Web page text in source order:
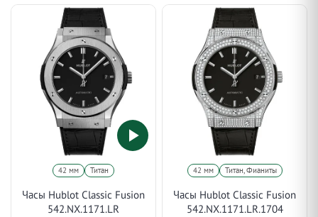
42 мм Титан
Часы Hublot Classic Fusion
542.NX.1171.LR
42 мм Титан, Фианиты
Часы Hublot Classic Fusion
542.NX.1171.LR.1704